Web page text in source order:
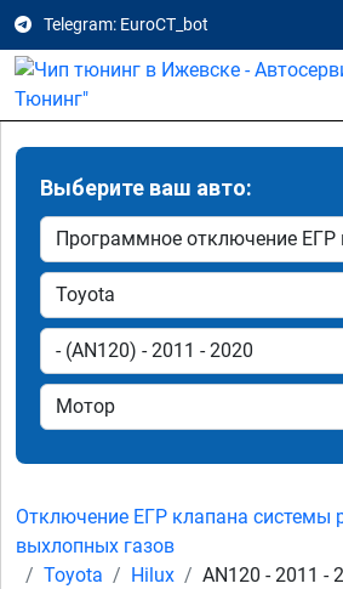
Telegram: EuroCT_bot
Выберите ваш авто:
Отключение ЕГР клапана системы
выхлопных газов
Toyota
Hilux AN120 - 2011 -